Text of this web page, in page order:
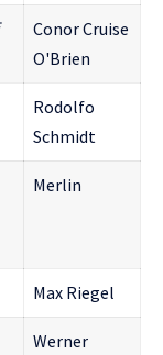
Conor Cruise
O'Brien
Rodolfo
Schmidt
Merlin
Max Riegel
Werner